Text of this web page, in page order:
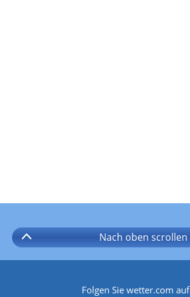
Nach oben scrollen
Folgen Sie wetter.com auf